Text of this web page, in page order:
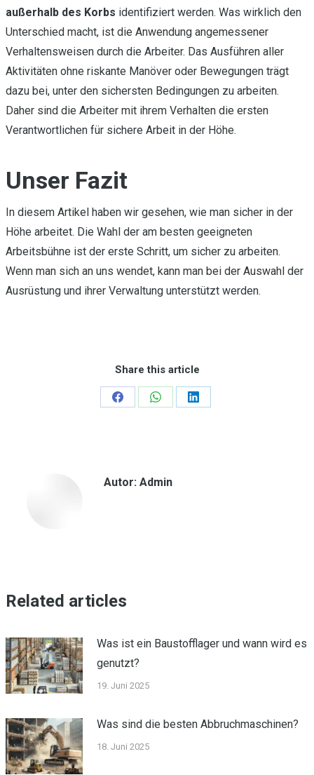
außerhalb des Korbs identifiziert werden. Was wirklich den
Unterschied macht, ist die Anwendung angemessener
Verhaltensweisen durch die Arbeiter. Das Ausführen aller
Aktivitäten ohne riskante Manöver oder Bewegungen trägt
dazu bei, unter den sichersten Bedingungen zu arbeiten.
Daher sind die Arbeiter mit ihrem Verhalten die ersten
Verantwortlichen für sichere Arbeit in der Höhe.
Unser Fazit
In diesem Artikel haben wir gesehen, wie man sicher in der
Höhe arbeitet. Die Wahl der am besten geeigneten
Arbeitsbühne ist der erste Schritt, um sicher zu arbeiten.
Wenn man sich an uns wendet, kann man bei der Auswahl der
Ausrüstung und ihrer Verwaltung unterstützt werden.
Share this article
Teilen
Teilen
Teilen
Autor: Admin
Related articles
Was ist ein Baustofflager und wann wird es
genutzt?
19. Juni 2025
Was sind die besten Abbruchmaschinen?
18. Juni 2025